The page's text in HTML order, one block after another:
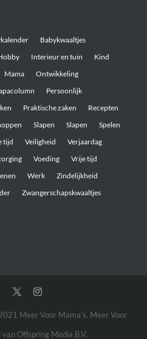
Babykwaaltjes
Interieur en tuin
Kind
Mama
Ontwikkeling
Persoonlijk
Praktische zaken
Recepten
Slapen Slapen
Spelen
tijd Veiligheid
Verjaardag
Voeding
Vrije tijd
Werk
Zindelijkheid
Zwangerschapskwaaltjes
Meer Voor Mama’s. Meer Voor
Offspring Media B.V.